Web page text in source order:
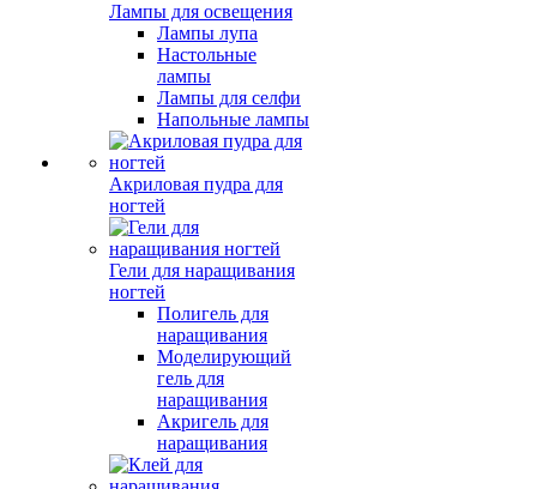
Лампы для освещения
Лампы лупа
Настольные
лампы
Лампы для селфи
Напольные лампы
Акриловая пудра для
ногтей
Гели для наращивания
ногтей
Полигель для
наращивания
Моделирующий
гель для
наращивания
Акригель для
наращивания